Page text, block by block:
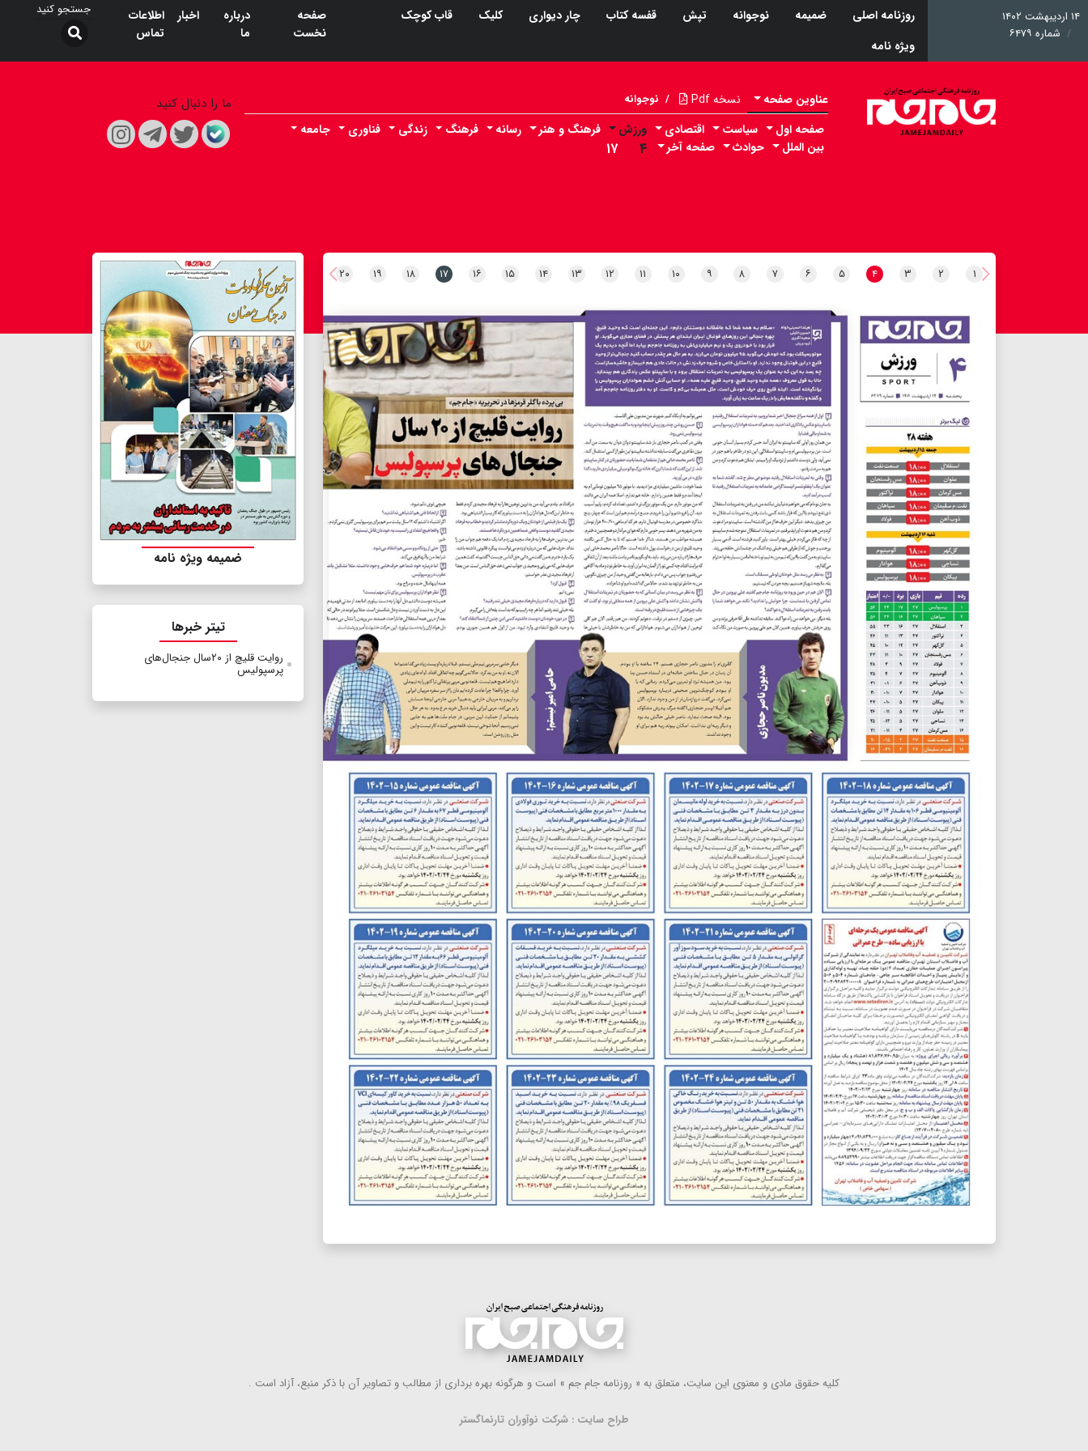
۱۴ اردیبهشت ۱۴۰۲
شماره ۶۴۷۹
روزنامه اصلی ضمیمه نوجوانه تپش قفسه کتاب چار دیواری کلیک
قاب کوچک
ویژه نامه
صفحه
نخست
درباره
ما
اخبار
اطلاعات
تماس
عناوین صفحه نسخه Pdf / نوجوانه
صفحه اول سیاست اقتصادی ورزش
۴ ۱۷
فرهنگ و هنر رسانه فرهنگ زندگی فناوری
جامعه
بین الملل
حوادث صفحه آخر
ما را دنبال کنید
۱ ۲ ۳ ۴ ۵ ۶ ۷ ۸ ۹ ۱۰ ۱۱ ۱۲ ۱۳ ۱۴ ۱۵ ۱۶ ۱۷ ۱۸ ۱۹ ۲۰
ضمیمه ویژه نامه
تیتر خبرها
روایت قلیچ از ۲۰سال جنجال‌های
پرسپولیس
كلیه حقوق مادی و معنوی این سایت، متعلق به « روزنامه جام جم » است و هرگونه بهره ‌برداری از مطالب و تصاویر آن با ذكر منبع، آزاد است .
طراح سایت : شرکت نوآوران تارنماگستر